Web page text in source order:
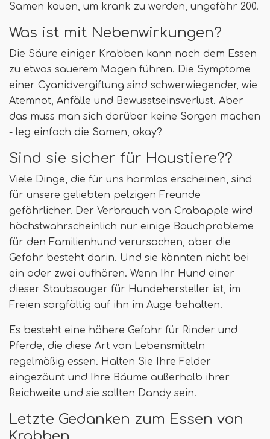
Samen kauen, um krank zu werden, ungefähr 200.
Was ist mit Nebenwirkungen?
Die Säure einiger Krabben kann nach dem Essen
zu etwas sauerem Magen führen. Die Symptome
einer Cyanidvergiftung sind schwerwiegender, wie
Atemnot, Anfälle und Bewusstseinsverlust. Aber
das muss man sich darüber keine Sorgen machen
- leg einfach die Samen, okay?
Sind sie sicher für Haustiere??
Viele Dinge, die für uns harmlos erscheinen, sind
für unsere geliebten pelzigen Freunde
gefährlicher. Der Verbrauch von Crabapple wird
höchstwahrscheinlich nur einige Bauchprobleme
für den Familienhund verursachen, aber die
Gefahr besteht darin. Und sie könnten nicht bei
ein oder zwei aufhören. Wenn Ihr Hund einer
dieser Staubsauger für Hundehersteller ist, im
Freien sorgfältig auf ihn im Auge behalten.
Es besteht eine höhere Gefahr für Rinder und
Pferde, die diese Art von Lebensmitteln
regelmäßig essen. Halten Sie Ihre Felder
eingezäunt und Ihre Bäume außerhalb ihrer
Reichweite und sie sollten Dandy sein.
Letzte Gedanken zum Essen von
Krabben